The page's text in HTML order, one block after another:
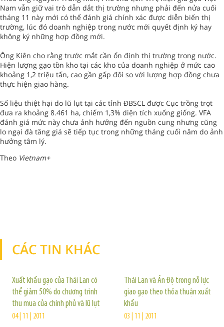
Nam vẫn giữ vai trò dẫn dắt thị trường nhưng phải đến nửa cuối
tháng 11 này mới có thể đánh giá chính xác được diễn biến thị
trường, lúc đó doanh nghiệp trong nước mới quyết định ký hay
không ký những hợp đồng mới.
Ông Kiên cho rằng trước mắt cần ổn định thị trường trong nước.
Hiện lượng gạo tồn kho tại các kho của doanh nghiệp ở mức cao
khoảng 1,2 triệu tấn, cao gần gấp đôi so với lượng hợp đồng chưa
thực hiện giao hàng.
Số liệu thiệt hại do lũ lụt tại các tỉnh ĐBSCL được Cục trồng trọt
đưa ra khoảng 8.461 ha, chiếm 1,3% diện tích xuống giống. VFA
đánh giá mức này chưa ảnh hưởng đến nguồn cung nhưng cũng
lo ngại đà tăng giá sẽ tiếp tục trong những tháng cuối năm do ảnh
hưởng tâm lý.
Theo Vietnam+
CÁC TIN KHÁC
Xuất khẩu gạo của Thái Lan có
thể giảm 50% do chương trình
thu mua của chính phủ và lũ lụt
04 | 11 | 2011
Thái Lan và Ấn Độ trong nỗ lực
giao gạo theo thỏa thuận xuất
khẩu
03 | 11 | 2011